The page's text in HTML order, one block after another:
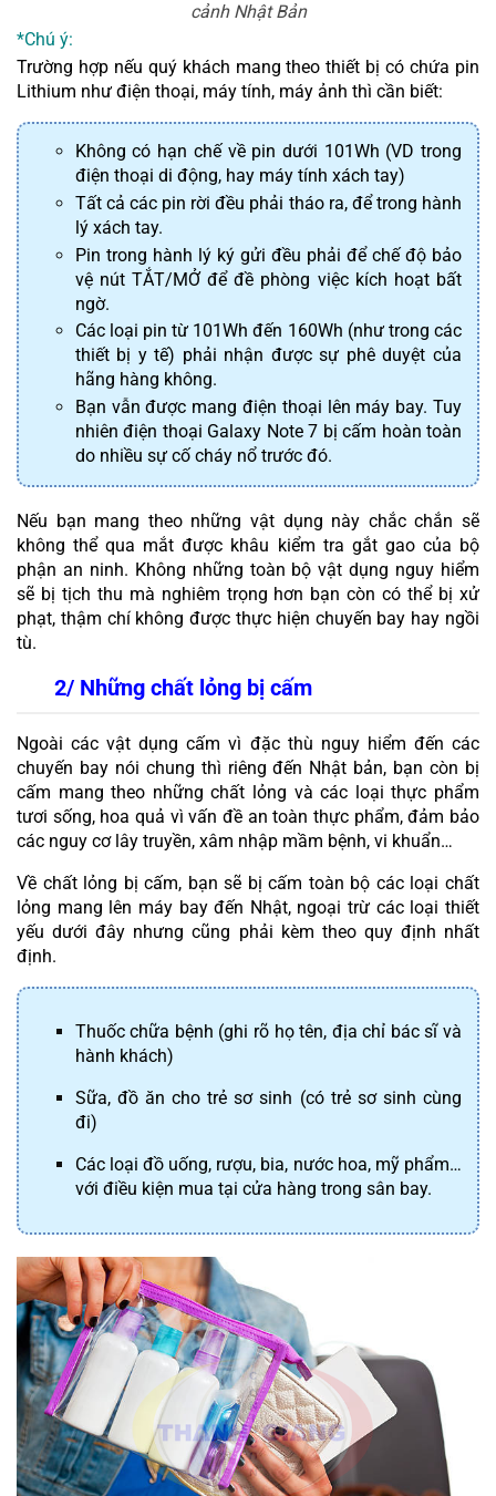
cảnh Nhật Bản
*Chú ý:
Trường hợp nếu quý khách mang theo thiết bị có chứa pin
Lithium như điện thoại, máy tính, máy ảnh thì cần biết:
Không có hạn chế về pin dưới 101Wh (VD trong
điện thoại di động, hay máy tính xách tay)
Tất cả các pin rời đều phải tháo ra, để trong hành
lý xách tay.
Pin trong hành lý ký gửi đều phải để chế độ bảo
vệ nút TẮT/MỞ để đề phòng việc kích hoạt bất
ngờ.
Các loại pin từ 101Wh đến 160Wh (như trong các
thiết bị y tế) phải nhận được sự phê duyệt của
hãng hàng không.
Bạn vẫn được mang điện thoại lên máy bay. Tuy
nhiên điện thoại Galaxy Note 7 bị cấm hoàn toàn
do nhiều sự cố cháy nổ trước đó.
Nếu bạn mang theo những vật dụng này chắc chắn sẽ
không thể qua mắt được khâu kiểm tra gắt gao của bộ
phận an ninh. Không những toàn bộ vật dụng nguy hiểm
sẽ bị tịch thu mà nghiêm trọng hơn bạn còn có thể bị xử
phạt, thậm chí không được thực hiện chuyến bay hay ngồi
tù.
2/ Những chất lỏng bị cấm
Ngoài các vật dụng cấm vì đặc thù nguy hiểm đến các
chuyến bay nói chung thì riêng đến Nhật bản, bạn còn bị
cấm mang theo những chất lỏng và các loại thực phẩm
tươi sống, hoa quả vì vấn đề an toàn thực phẩm, đảm bảo
các nguy cơ lây truyền, xâm nhập mầm bệnh, vi khuẩn…
Về chất lỏng bị cấm, bạn sẽ bị cấm toàn bộ các loại chất
lỏng mang lên máy bay đến Nhật, ngoại trừ các loại thiết
yếu dưới đây nhưng cũng phải kèm theo quy định nhất
định.
Thuốc chữa bệnh (ghi rõ họ tên, địa chỉ bác sĩ và
hành khách)
Sữa, đồ ăn cho trẻ sơ sinh (có trẻ sơ sinh cùng
đi)
Các loại đồ uống, rượu, bia, nước hoa, mỹ phẩm…
với điều kiện mua tại cửa hàng trong sân bay.